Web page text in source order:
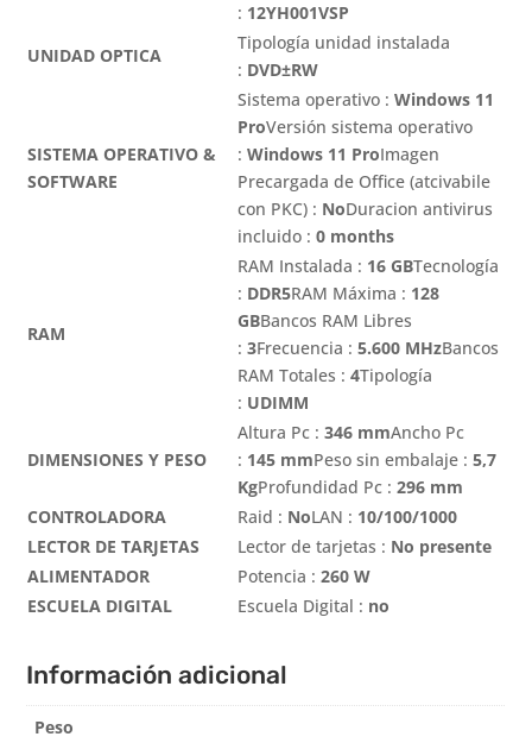
: 12YH001VSP
UNIDAD OPTICA
Tipología unidad instalada
: DVD±RW
SISTEMA OPERATIVO &
SOFTWARE
Sistema operativo :Windows 11
ProVersión sistema operativo
:Windows 11 ProImagen
Precargada de Office (atcivabile
con PKC) : NoDuracion antivirus
incluido :0 months
RAM
RAM Instalada : 16 GBTecnología
: DDR5RAM Máxima : 128
GBBancos RAM Libres
:3Frecuencia :5.600 MHzBancos
RAM Totales :4Tipología
: UDIMM
DIMENSIONES Y PESO
Altura Pc :346 mmAncho Pc
: 145 mmPeso sin embalaje :5,7
KgProfundidad Pc :296 mm
CONTROLADORA
Raid : NoLAN : 10/100/1000
LECTOR DE TARJETAS
Lector de tarjetas : No presente
ALIMENTADOR
Potencia :260 W
ESCUELA DIGITAL
Escuela Digital : no
Información adicional
Peso